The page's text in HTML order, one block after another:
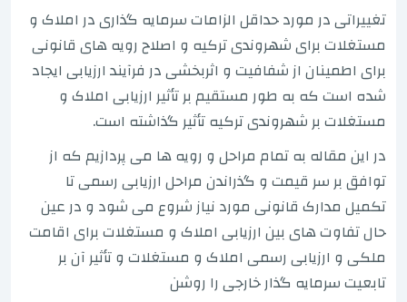
تغییراتی در مورد حداقل الزامات سرمایه گذاری در املاک و
مستغلات برای شهروندی ترکیه و اصلاح رویه های قانونی
برای اطمینان از شفافیت و اثربخشی در فرآیند ارزیابی ایجاد
شده است که به طور مستقیم بر تأثیر ارزیابی املاک و
مستغلات بر شهروندی ترکیه تأثیر گذاشته است.
در این مقاله به تمام مراحل و رویه ها می پردازیم که از
توافق بر سر قیمت و گذراندن مراحل ارزیابی رسمی تا
تکمیل مدارک قانونی مورد نیاز شروع می شود و در عین
حال تفاوت های بین ارزیابی املاک و مستغلات برای اقامت
ملکی و ارزیابی رسمی املاک و مستغلات و تأثیر آن بر
تابعیت سرمایه گذار خارجی را روشن